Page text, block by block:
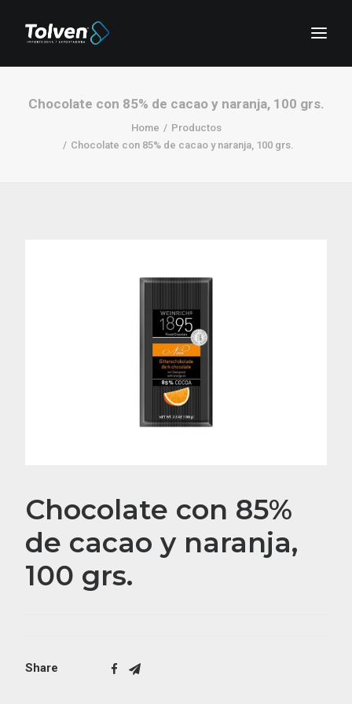
Chocolate con 85% de cacao y naranja, 100 grs.
Home
Productos
Chocolate con 85% de cacao y naranja, 100 grs.
Chocolate con 85%
de cacao y naranja,
100 grs.
Share